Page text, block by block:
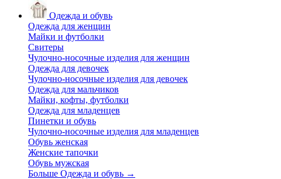
Одежда и обувь
Одежда для женщин
Майки и футболки
Свитеры
Чулочно-носочные изделия для женщин
Одежда для девочек
Чулочно-носочные изделия для девочек
Одежда для мальчиков
Майки, кофты, футболки
Одежда для младенцев
Пинетки и обувь
Чулочно-носочные изделия для младенцев
Обувь женская
Женские тапочки
Обувь мужская
Больше Одежда и обувь →